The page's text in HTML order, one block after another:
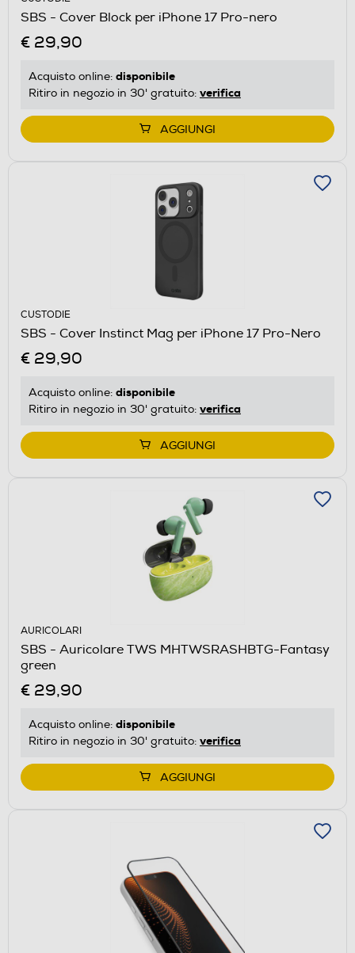
SBS - Cover Block per iPhone 17 Pro-nero
€ 29,90
Acquisto online: disponibile
Ritiro in negozio in 30' gratuito: verifica
AGGIUNGI
CUSTODIE
SBS - Cover Instinct Mag per iPhone 17 Pro-Nero
€ 29,90
Acquisto online: disponibile
Ritiro in negozio in 30' gratuito: verifica
AGGIUNGI
AURICOLARI
SBS - Auricolare TWS MHTWSRASHBTG-Fantasy
green
€ 29,90
Acquisto online: disponibile
Ritiro in negozio in 30' gratuito: verifica
AGGIUNGI